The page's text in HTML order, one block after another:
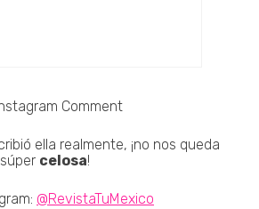
ella realmente, ¡no nos queda
celosa!
@RevistaTuMexico